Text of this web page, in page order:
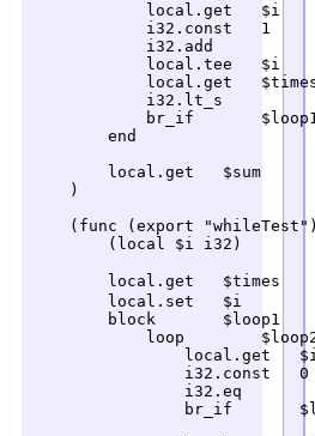
local.get   $i
            i32.const   1
            i32.add
            local.tee   $i
local.get
i32.lt_s
br_if
        end
        local.get   $sum
    )
(func (export
        (local $i i32)
local.get   $times
        local.set   $i
        block       $loop1
loop
local.get
                i32.const   0
                i32.eq
br_if